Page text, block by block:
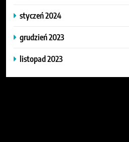
styczeń 2024
grudzień 2023
listopad 2023